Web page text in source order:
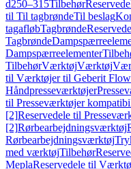
d250–315Tilbehør
til Til tagbrøndeTil beslag
tagafløbTagbrønde
Tagbrønde
Dampspærreelementer
TilbehørVærktøjVærktøj
til Værktøjer til Geberit
Håndpresseværktøjer
til Presseværktøjer
[2]Reservedele til
[2]Rørbearbejdningsværktøj
Rørbearbejdningsværktøj
med værktøjTilbehør
MeplaReservedele til